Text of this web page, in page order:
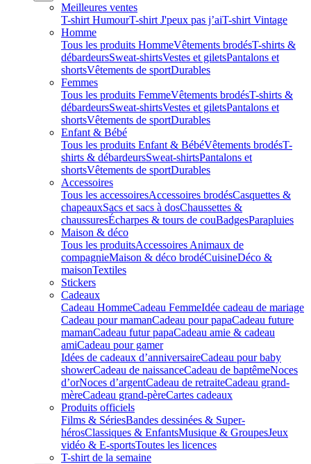
Meilleures ventes
T-shirt HumourT-shirt J'peux pas j’aiT-shirt Vintage
Homme
Tous les produits HommeVêtements brodésT-shirts &
débardeursSweat-shirtsVestes et giletsPantalons et
shortsVêtements de sportDurables
Femmes
Tous les produits FemmeVêtements brodésT-shirts &
débardeursSweat-shirtsVestes et giletsPantalons et
shortsVêtements de sportDurables
Enfant & Bébé
Tous les produits Enfant & BébéVêtements brodésT-
shirts & débardeursSweat-shirtsPantalons et
shortsVêtements de sportDurables
Accessoires
Tous les accessoiresAccessoires brodésCasquettes &
chapeauxSacs et sacs à dosChaussettes &
chaussuresÉcharpes & tours de couBadgesParapluies
Maison & déco
Tous les produitsAccessoires Animaux de
compagnieMaison & déco brodéCuisineDéco &
maisonTextiles
Stickers
Cadeaux
Cadeau HommeCadeau FemmeIdée cadeau de mariage​
Cadeau pour mamanCadeau pour papaCadeau future
mamanCadeau futur papaCadeau amie & cadeau
amiCadeau pour gamer
Idées de cadeaux d’anniversaireCadeau pour baby
showerCadeau de naissanceCadeau de baptêmeNoces
d’orNoces d’argentCadeau de retraiteCadeau grand-
mèreCadeau grand-pèreCartes cadeaux
Produits officiels
Films & SériesBandes dessinées & Super-
hérosClassiques & EnfantsMusique & GroupesJeux
vidéo & E-sportsToutes les licences
T-shirt de la semaine